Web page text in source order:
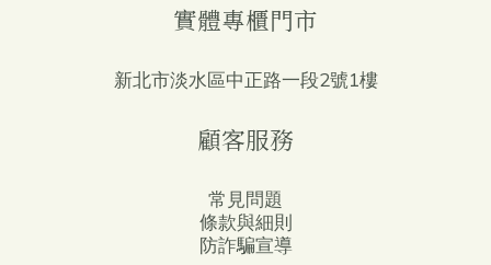
實體專櫃門市
新北市淡水區中正路一段2號1樓
顧客服務
常見問題
條款與細則
防詐騙宣導